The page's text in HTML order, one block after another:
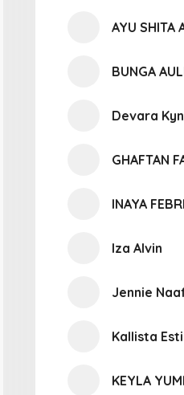
AYU SHITA
BUNGA
Devara
GHAFTAN
INAYA
Iza Alvin
Jennie
Kallista
KEYLA